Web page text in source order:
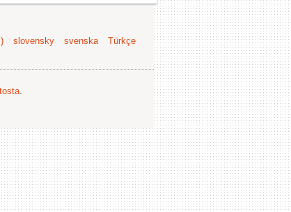
slovensky svenska
Türkçe
.